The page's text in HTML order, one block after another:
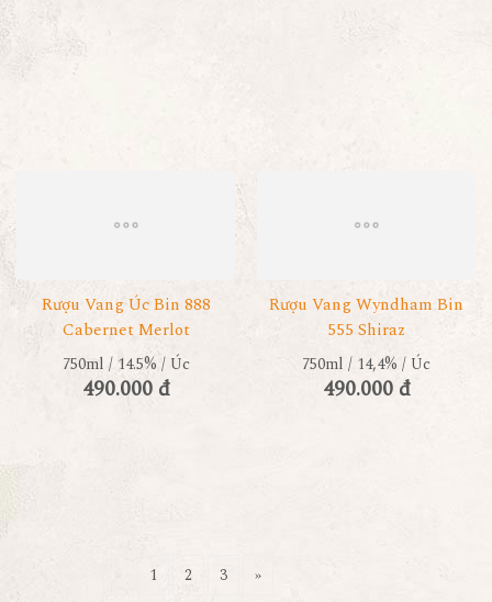
Rượu Vang Úc Bin 888
Cabernet Merlot
750ml / 14.5% / Úc
490.000 đ
Rượu Vang Wyndham Bin
555 Shiraz
750ml / 14,4% / Úc
490.000 đ
1 2 3 »